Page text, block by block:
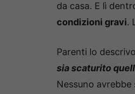
da casa. E lì
condizioni gravi.
Parenti lo
sia scaturito
Nessuno